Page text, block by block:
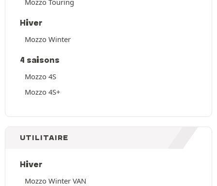
Hiver
Mozzo Winter
4 saisons
Mozzo 4S
Mozzo 4S+
UTILITAIRE
Hiver
Mozzo Winter VAN